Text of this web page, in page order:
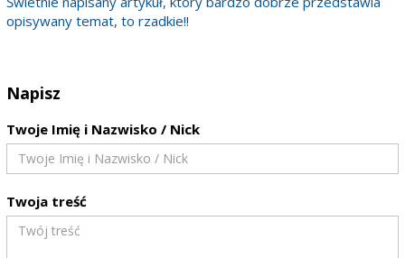
opisywany temat, to rzadkie!!
Napisz
Twoje Imię i Nazwisko / Nick
Twoja treść